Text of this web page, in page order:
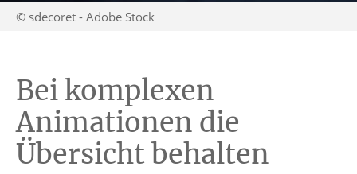
© sdecoret - Adobe Stock
Bei komplexen
Animationen die
Übersicht behalten